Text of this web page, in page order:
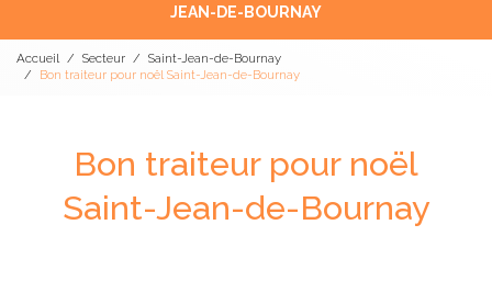
JEAN-DE-BOURNAY
Accueil Secteur
Saint-Jean-de-Bournay
Bon traiteur pour noël Saint-Jean-de-Bournay
Bon traiteur pour noël
Saint-Jean-de-Bournay